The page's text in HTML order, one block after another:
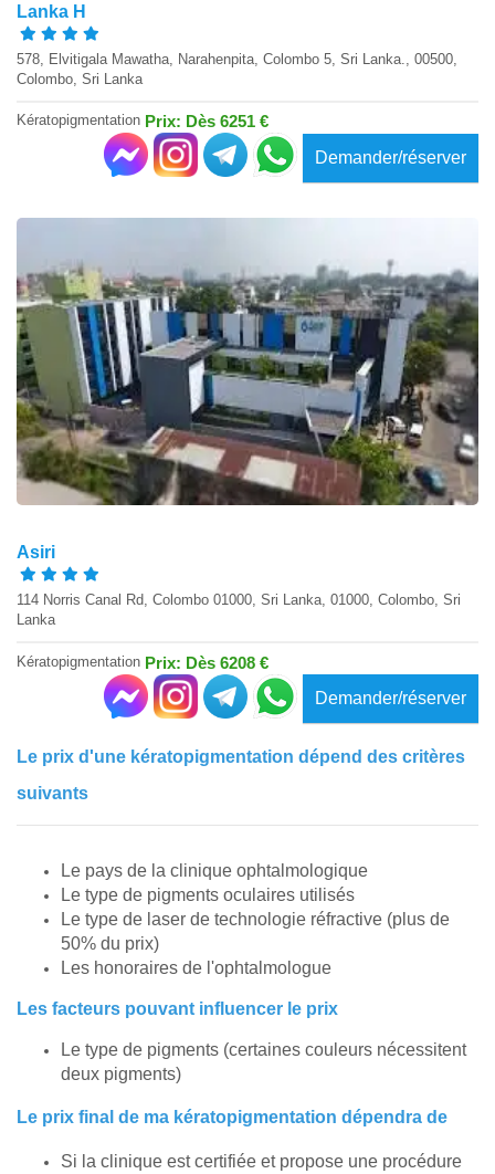
Lanka H
578, Elvitigala Mawatha, Narahenpita, Colombo 5, Sri Lanka., 00500,
Colombo, Sri Lanka
Kératopigmentation Prix: Dès 6251 €
Demander/réserver
Asiri
114 Norris Canal Rd, Colombo 01000, Sri Lanka, 01000, Colombo, Sri
Lanka
Kératopigmentation Prix: Dès 6208 €
Demander/réserver
Le prix d'une kératopigmentation dépend des critères
suivants
Le pays de la clinique ophtalmologique
Le type de pigments oculaires utilisés
Le type de laser de technologie réfractive (plus de
50% du prix)
Les honoraires de l'ophtalmologue
Les facteurs pouvant influencer le prix
Le type de pigments (certaines couleurs nécessitent
deux pigments)
Le prix final de ma kératopigmentation dépendra de
Si la clinique est certifiée et propose une procédure